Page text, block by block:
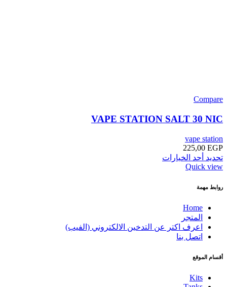
Compare
VAPE STATION SALT 30 NIC
vape station
225,00 EGP
تحديد أحد الخيارات
Quick view
روابط مهمة
Home
المتجر
اعرف اكتر عن التدخين الالكتروني (الفيب)
اتصل بنا
أقسام الموقع
Kits